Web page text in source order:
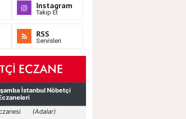
Instagram
Takip Et
RSS
Servisleri